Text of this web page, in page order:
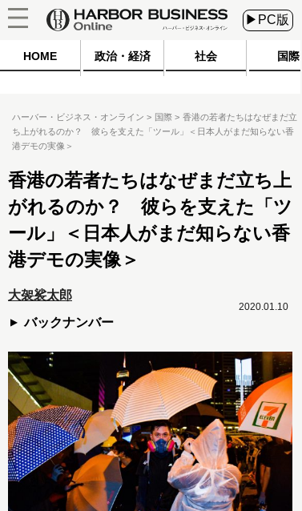
▶PC版
HOME 政治・経済 社会 国際
ハーバー・ビジネス・オンライン 国際
香港の若者たちはなぜまだ立
ち上がれるのか？ 彼らを支えた「ツール」＜日本人がまだ知らない香
港デモの実像＞
香港の若者たちはなぜまだ立ち上
がれるのか？ 彼らを支えた「ツ
ール」＜日本人がまだ知らない香
港デモの実像＞
大袈裟太郎
バックナンバー
2020.01.10